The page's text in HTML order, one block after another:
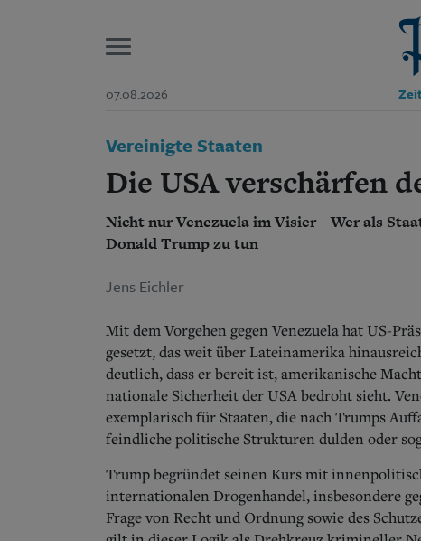
07.08.2026
Start
Wer wir sind
Aktuelle Ausgabe
Abonnent werden
Abo Prämien
Mediadaten
Suchen und finden
Vereinigte Staaten
Die USA verschärfen
Nicht nur Venezuela im Visier – Wer als
Donald Trump zu tun
Jens Eichler
Mit dem Vorgehen gegen Venezuela hat US-
gesetzt, das weit über Lateinamerika
deutlich, dass er bereit ist, amerikanische
nationale Sicherheit der USA bedroht sieht.
exemplarisch für Staaten, die nach Trumps
feindliche politische Strukturen dulden oder
Trump begründet seinen Kurs mit
internationalen Drogenhandel, insbesondere
Frage von Recht und Ordnung sowie des